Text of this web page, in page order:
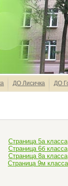
ДО Лисичка ДО
Страница 5а класса
Страница 6б класса
Страница 8а класса
Страница 9м класса